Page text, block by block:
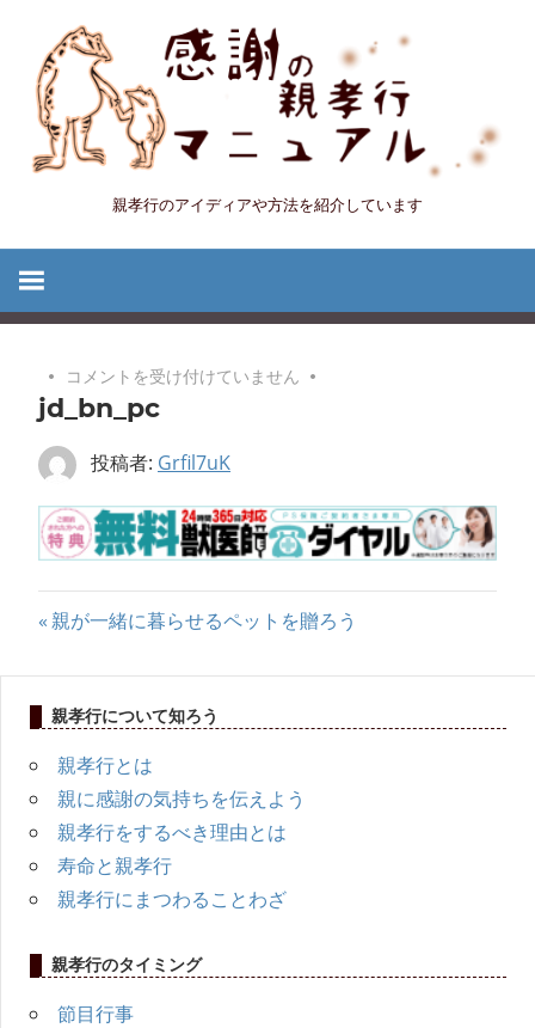
キ
プ
感
行
マ
ニ
ル
親孝行のアイディアや方法を紹介しています
jd_bn_pc
は
コメントを受け付けていません
jd_bn_pc
投稿者: Grfil7uK
投
稿
ナ
ビ
ゲ
ー
シ
ョ
ン
前
事:
親が一緒に暮らせるペットを贈ろう
親孝行について知ろう
親孝行とは
親に感謝の気持ちを伝えよう
親孝行をするべき理由とは
寿命と親孝行
親孝行にまつわることわざ
親孝行のタイミング
節目行事